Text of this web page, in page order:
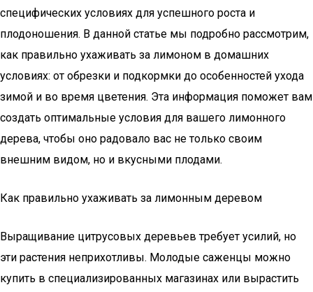
специфических условиях для успешного роста и
плодоношения. В данной статье мы подробно рассмотрим,
как правильно ухаживать за лимоном в домашних
условиях: от обрезки и подкормки до особенностей ухода
зимой и во время цветения. Эта информация поможет вам
создать оптимальные условия для вашего лимонного
дерева, чтобы оно радовало вас не только своим
внешним видом, но и вкусными плодами.
Как правильно ухаживать за лимонным деревом
Выращивание цитрусовых деревьев требует усилий, но
эти растения неприхотливы. Молодые саженцы можно
купить в специализированных магазинах или вырастить